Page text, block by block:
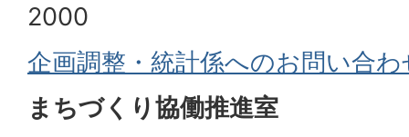
2000
企画調整・統計係へのお問い合わ
まちづくり協働推進室